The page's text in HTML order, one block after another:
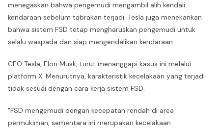
menegaskan bahwa pengemudi mengambil alih kendali
kendaraan sebelum tabrakan terjadi. Tesla juga menekankan
bahwa sistem FSD tetap mengharuskan pengemudi untuk
selalu waspada dan siap mengendalikan kendaraan.
CEO Tesla, Elon Musk, turut menanggapi kasus ini melalui
platform X. Menurutnya, karakteristik kecelakaan yang terjadi
tidak sesuai dengan cara kerja sistem FSD.
"FSD mengemudi dengan kecepatan rendah di area
permukiman, sementara ini merupakan kecelakaan